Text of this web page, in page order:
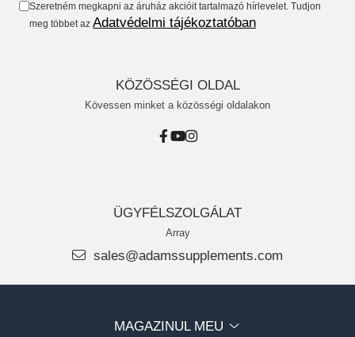
Szeretném megkapni az áruház akcióit tartalmazó hírlevelet. Tudjon
meg többet az Adatvédelmi tájékoztatóban
KÖZÖSSÉGI OLDAL
Kövessen minket a közösségi oldalakon
ÜGYFÉLSZOLGÁLAT
Array
sales@adamssupplements.com
MAGAZINUL MEU